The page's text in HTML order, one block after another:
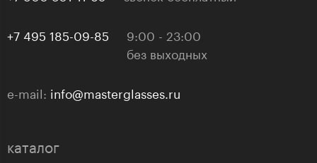
+7 495 185-09-85
9:00 - 23:00
без выходных
e-mail: info@masterglasses.ru
каталог